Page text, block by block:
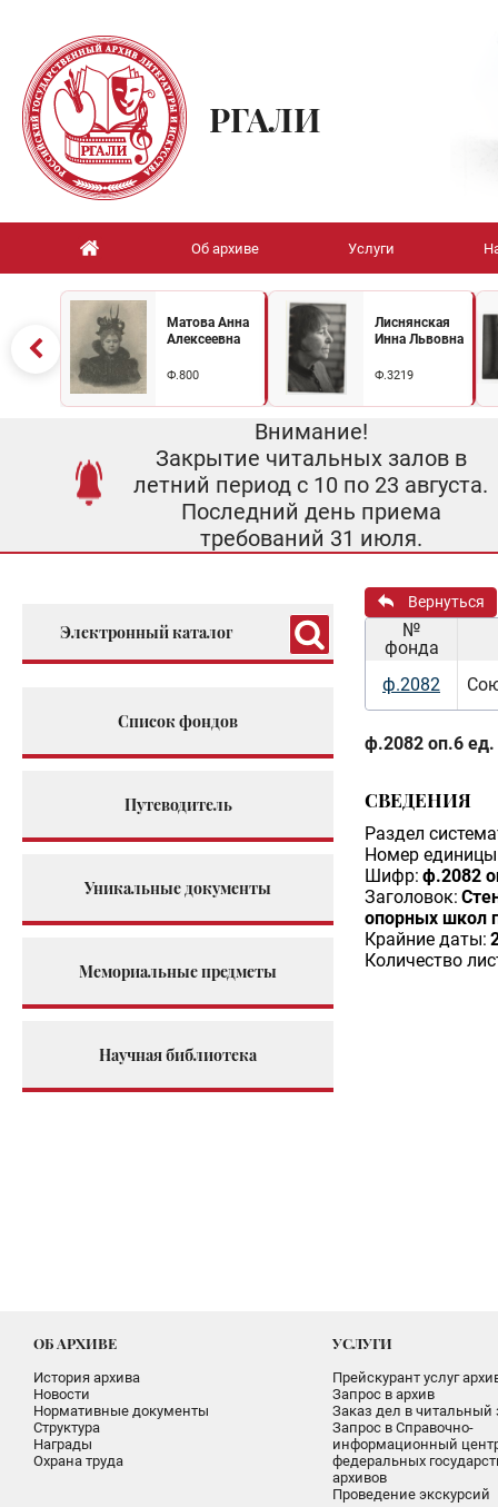
РГАЛИ
Об архиве Услуги
Матова Анна
Алексеевна
Ф.800
Лиснянская
Инна Львовна
Ф.3219
Внимание!
Закрытие читальных залов в
летний период с 10 по 23 августа.
Последний день приема
требований 31 июля.
Электронный каталог
Список фондов
Путеводитель
Уникальные документы
Мемориальные предметы
Научная библиотека
Вернуться
№
фонда
ф.2082
ф.2082 оп.6 ед.
СВЕДЕНИЯ
Раздел
Номер единицы
Шифр: ф.2082
Заголовок:
опорных школ
Крайние даты:
Количество
ОБ АРХИВЕ
История архива
Новости
Нормативные документы
Структура
Награды
Охрана труда
УСЛУГИ
Прейскурант услуг
Запрос в архив
Заказ дел в читальный
Запрос в Справочно-
информационный
федеральных
архивов
Проведение экскурсий